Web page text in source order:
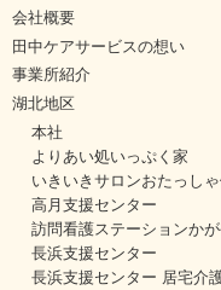
会社概要
田中ケアサービスの想い
事業所紹介
湖北地区
本社
よりあい処いっぷく家
いきいきサロンおたっし
高月支援センター
訪問看護ステーションかが
長浜支援センター
長浜支援センター 居宅介